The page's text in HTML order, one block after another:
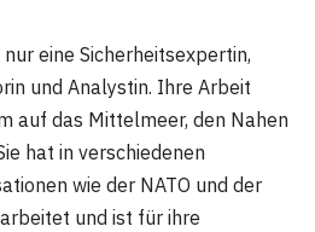
eine Sicherheitsexpertin,
und Analystin. Ihre Arbeit
auf das Mittelmeer, den Nahen
hat in verschiedenen
wie der NATO und der
und ist für ihre